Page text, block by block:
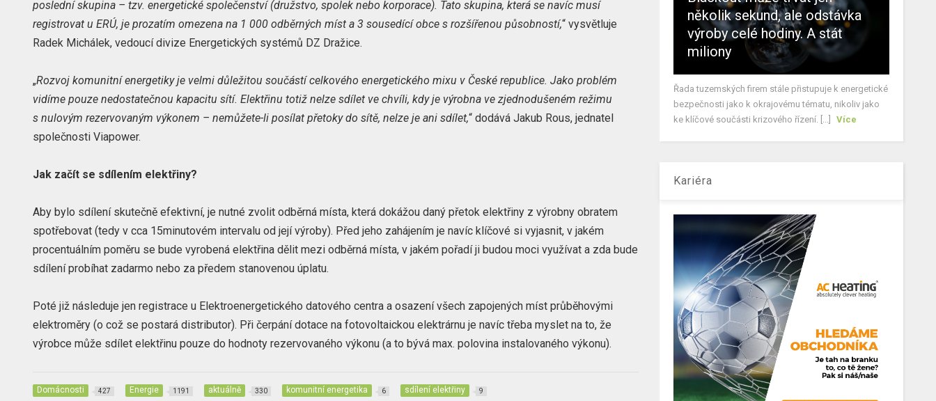
poslední skupina – tzv. energetické společenství (družstvo, spolek nebo korporace). Tato skupina, která se navíc musí
registrovat u ERÚ, je prozatím omezena na 1 000 odběrných míst a 3 sousedící obce s rozšířenou působností,“ vysvětluje
Radek Michálek, vedoucí divize Energetických systémů DZ Dražice.
„Rozvoj komunitní energetiky je velmi důležitou součástí celkového energetického mixu v České republice. Jako problém
vidíme pouze nedostatečnou kapacitu sítí. Elektřinu totiž nelze sdílet ve chvíli, kdy je výrobna ve zjednodušeném režimu
s nulovým rezervovaným výkonem – nemůžete-li posílat přetoky do sítě, nelze je ani sdílet,“ dodává Jakub Rous, jednatel
společnosti Viapower.
Jak začít se sdílením elektřiny?
Aby bylo sdílení skutečně efektivní, je nutné zvolit odběrná místa, která dokážou daný přetok elektřiny z výrobny obratem
spotřebovat (tedy v cca 15minutovém intervalu od její výroby). Před jeho zahájením je navíc klíčové si vyjasnit, v jakém
procentuálním poměru se bude vyrobená elektřina dělit mezi odběrná místa, v jakém pořadí ji budou moci využívat a zda bude
sdílení probíhat zadarmo nebo za předem stanovenou úplatu.
Poté již následuje jen registrace u Elektroenergetického datového centra a osazení všech zapojených míst průběhovými
elektroměry (o což se postará distributor). Při čerpání dotace na fotovoltaickou elektrárnu je navíc třeba myslet na to, že
výrobce může sdílet elektřinu pouze do hodnoty rezervovaného výkonu (a to bývá max. polovina instalovaného výkonu).
Domácnosti 427 Energie 1191 aktuálně 330 komunitní energetika 6 sdílení elektřiny 9
několik sekund, ale odstávka
výroby celé hodiny. A stát
miliony
Řada tuzemských firem stále přistupuje k energetické
bezpečnosti jako k okrajovému tématu, nikoliv jako
ke klíčové součásti krizového řízení. [...]
Více
Kariéra